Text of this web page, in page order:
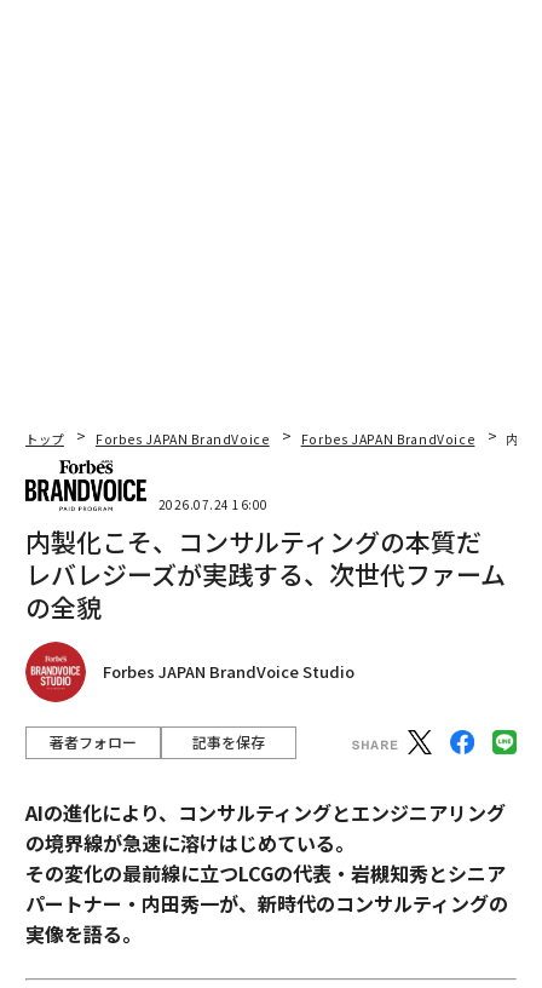
トップ Forbes JAPAN BrandVoice Forbes JAPAN BrandVoice 内製
2026.07.24 16:00
内製化こそ、コンサルティングの本質だ
レバレジーズが実践する、次世代ファーム
の全貌
Forbes JAPAN BrandVoice Studio
著者フォロー 記事を保存
AIの進化により、コンサルティングとエンジニアリング
の境界線が急速に溶けはじめている。
その変化の最前線に立つLCGの代表・岩槻知秀とシニア
パートナー・内田秀一が、新時代のコンサルティングの
実像を語る。